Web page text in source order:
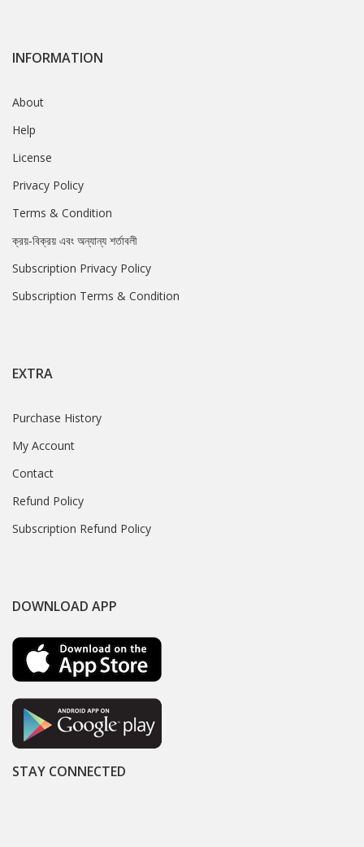
INFORMATION
About
Help
License
Privacy Policy
Terms & Condition
ক্রয়-বিক্রয় এবং অন্যান্য শর্তাবলী
Subscription Privacy Policy
Subscription Terms & Condition
EXTRA
Purchase History
My Account
Contact
Refund Policy
Subscription Refund Policy
DOWNLOAD APP
STAY CONNECTED